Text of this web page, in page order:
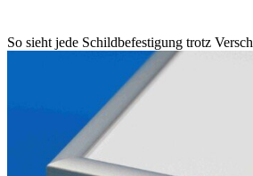
So sieht jede Schildbefestigung trotz